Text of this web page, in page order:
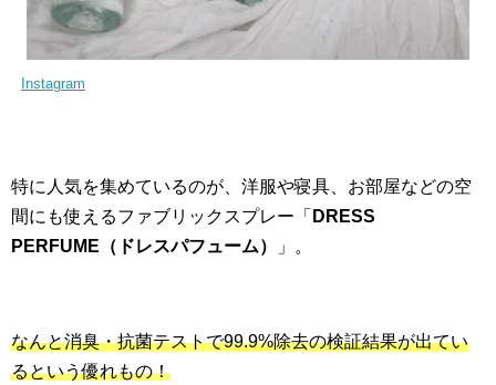
Instagram
特に人気を集めているのが、洋服や寝具、お部屋などの空
間にも使えるファブリックスプレー「 DRESS
PERFUME（ドレスパフューム）
」。
なんと消臭・抗菌テストで99.9%除去の検証結果が出てい
るという優れもの！